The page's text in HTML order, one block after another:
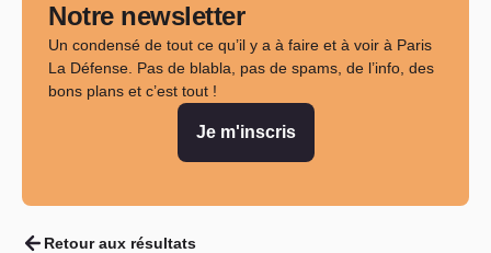
Notre newsletter
Un condensé de tout ce qu’il y a à faire et à voir à Paris
La Défense. Pas de blabla, pas de spams, de l’info, des
bons plans et c’est tout !
Je m'inscris
Retour aux résultats